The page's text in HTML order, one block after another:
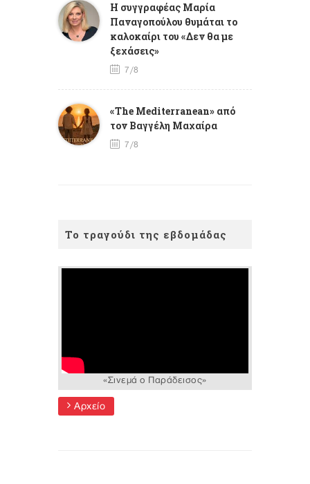
Η συγγραφέας Μαρία
Παναγοπούλου θυμάται το
καλοκαίρι του «Δεν θα με
ξεχάσεις»
7/8
«The Mediterranean» από
τον Βαγγέλη Μαχαίρα
7/8
Το τραγούδι της εβδομάδας
«Σινεμά ο Παράδεισος»
Αρχείο